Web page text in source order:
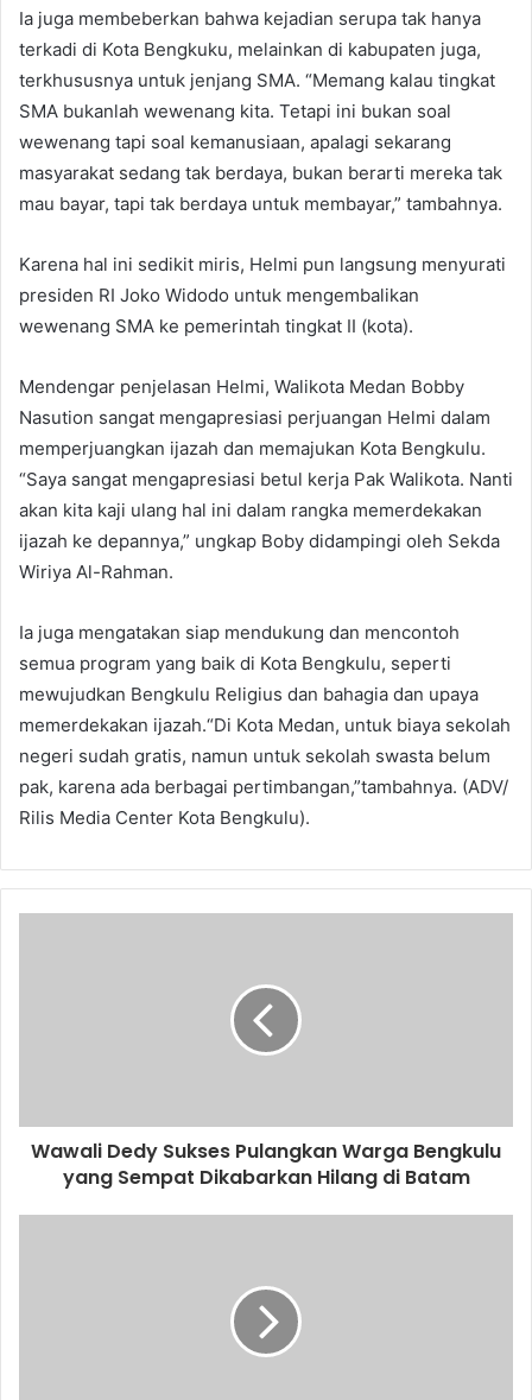
Ia juga membeberkan bahwa kejadian serupa tak hanya
terkadi di Kota Bengkuku, melainkan di kabupaten juga,
terkhususnya untuk jenjang SMA. “Memang kalau tingkat
SMA bukanlah wewenang kita. Tetapi ini bukan soal
wewenang tapi soal kemanusiaan, apalagi sekarang
masyarakat sedang tak berdaya, bukan berarti mereka tak
mau bayar, tapi tak berdaya untuk membayar,” tambahnya.
Karena hal ini sedikit miris, Helmi pun langsung menyurati
presiden RI Joko Widodo untuk mengembalikan
wewenang SMA ke pemerintah tingkat II (kota).
Mendengar penjelasan Helmi, Walikota Medan Bobby
Nasution sangat mengapresiasi perjuangan Helmi dalam
memperjuangkan ijazah dan memajukan Kota Bengkulu.
“Saya sangat mengapresiasi betul kerja Pak Walikota. Nanti
akan kita kaji ulang hal ini dalam rangka memerdekakan
ijazah ke depannya,” ungkap Boby didampingi oleh Sekda
Wiriya Al-Rahman.
Ia juga mengatakan siap mendukung dan mencontoh
semua program yang baik di Kota Bengkulu, seperti
mewujudkan Bengkulu Religius dan bahagia dan upaya
memerdekakan ijazah.“Di Kota Medan, untuk biaya sekolah
negeri sudah gratis, namun untuk sekolah swasta belum
pak, karena ada berbagai pertimbangan,”tambahnya. (ADV/
Rilis Media Center Kota Bengkulu).
Wawali Dedy Sukses Pulangkan Warga Bengkulu
yang Sempat Dikabarkan Hilang di Batam